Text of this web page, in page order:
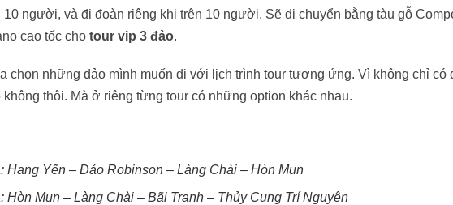
người, và đi đoàn riêng khi trên 10 người. Sẽ di chuyển bằng tàu gỗ
cao tốc cho tour vip 3 đảo.
chọn những đảo mình muốn đi với lịch trình tour tương ứng. Vì không chỉ có
không thôi. Mà ở riêng từng tour có những option khác nhau.
Hang Yến – Đảo Robinson – Làng Chài – Hòn Mun
Hòn Mun – Làng Chài – Bãi Tranh – Thủy Cung Trí Nguyên